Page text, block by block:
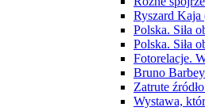
Ryszard
Polska. Siła
Polska. Siła
Fotorelacje.
Bruno
Zatrute
Wystawa,